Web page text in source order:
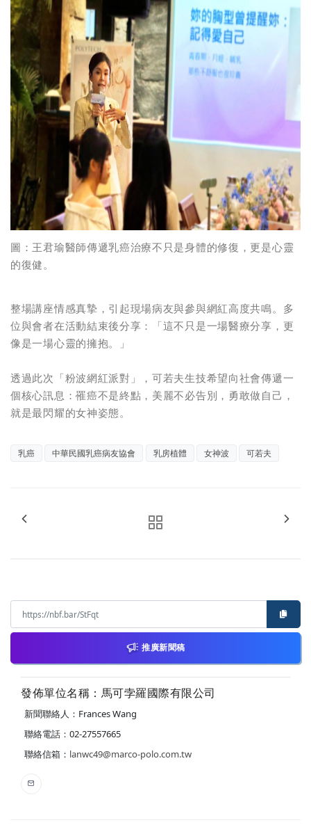
圖：王君瑜醫師傳遞乳癌治療不只是身體的修復，更是心靈
的復健。
整場講座情感真摯，引起現場病友與參與網紅高度共鳴。多
位與會者在活動結束後分享：「這不只是一場醫療分享，更
像是一場心靈的擁抱。」
透過此次「粉波網紅派對」，可若夫生技希望向社會傳遞一
個核心訊息：罹癌不是終點，美麗不必告別，勇敢做自己，
就是最閃耀的女神姿態。
乳癌 中華民國乳癌病友協會 乳房植體 女神波 可若夫
推廣新聞稿
發佈單位名稱：馬可孛羅國際有限公司
新聞聯絡人：Frances Wang
聯絡電話：02-27557665
聯絡信箱： lanwc49@marco-polo.com.tw